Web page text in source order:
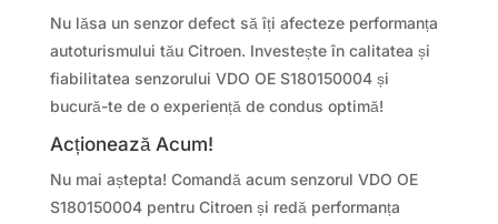
Nu lăsa un senzor defect să îți afecteze performanța
autoturismului tău Citroen. Investește în calitatea și
fiabilitatea senzorului VDO OE S180150004 și
bucură-te de o experiență de condus optimă!
Acționează Acum!
Nu mai aștepta! Comandă acum senzorul VDO OE
S180150004 pentru Citroen și redă performanța